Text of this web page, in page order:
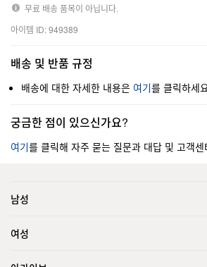
무료 배송 품목이 아닙니다.
아이템 ID: 949389
배송 및 반품 규정
배송에 대한 자세한 내용은 여기를 클릭하세
궁금한 점이 있으신가요?
여기를 클릭해 자주 묻는 질문과 대답 및 고객
남성
여성